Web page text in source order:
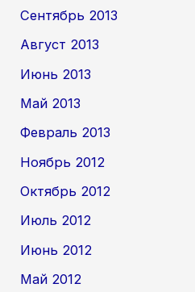
Сентябрь 2013
Август 2013
Июнь 2013
Май 2013
Февраль 2013
Ноябрь 2012
Октябрь 2012
Июль 2012
Июнь 2012
Май 2012